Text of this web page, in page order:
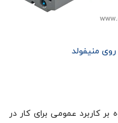
بر کاربرد عمومی برای کار در